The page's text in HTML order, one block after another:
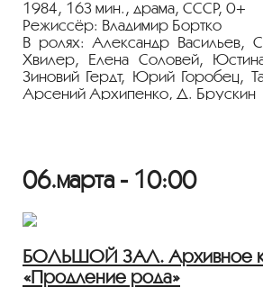
«ПЕРСОНА. Владимир Дашкевич».
1984, 163 мин., драма, СССР, 0+
Режиссёр: Владимир Бортко
В ролях: Александр Васильев,
Хвилер, Елена Соловей,
Зиновий Гердт, Юрий Горобец,
Арсений Архипенко, Д. Брускин
Действие происходит в XIX
скитается с хозяином-
а дружба и поддержка тех, с кем
помогут перенести все испытания.
Показ пройдёт с плёнки 35
Госфильмофонда России.
Лента представлена в
06.марта - 10:00
БОЛЬШОЙ ЗАЛ. Архивное
«Продление рода»